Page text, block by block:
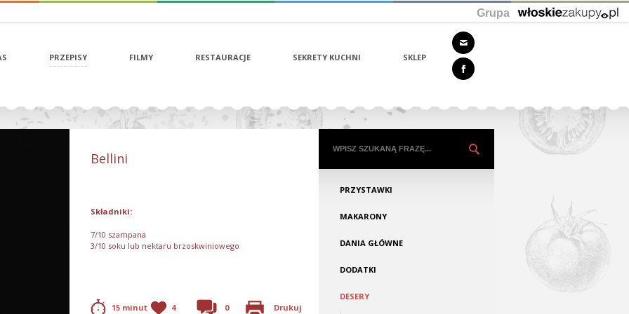
Grupa
PRZEPISY FILMY RESTAURACJE SEKRETY KUCHNI SKLEP
Bellini
Składniki:
7/10 szampana
3/10 soku lub nektaru brzoskwiniowego
15 minut 4 0 Drukuj
PRZYSTAWKI
MAKARONY
DANIA GŁÓWNE
DODATKI
DESERY